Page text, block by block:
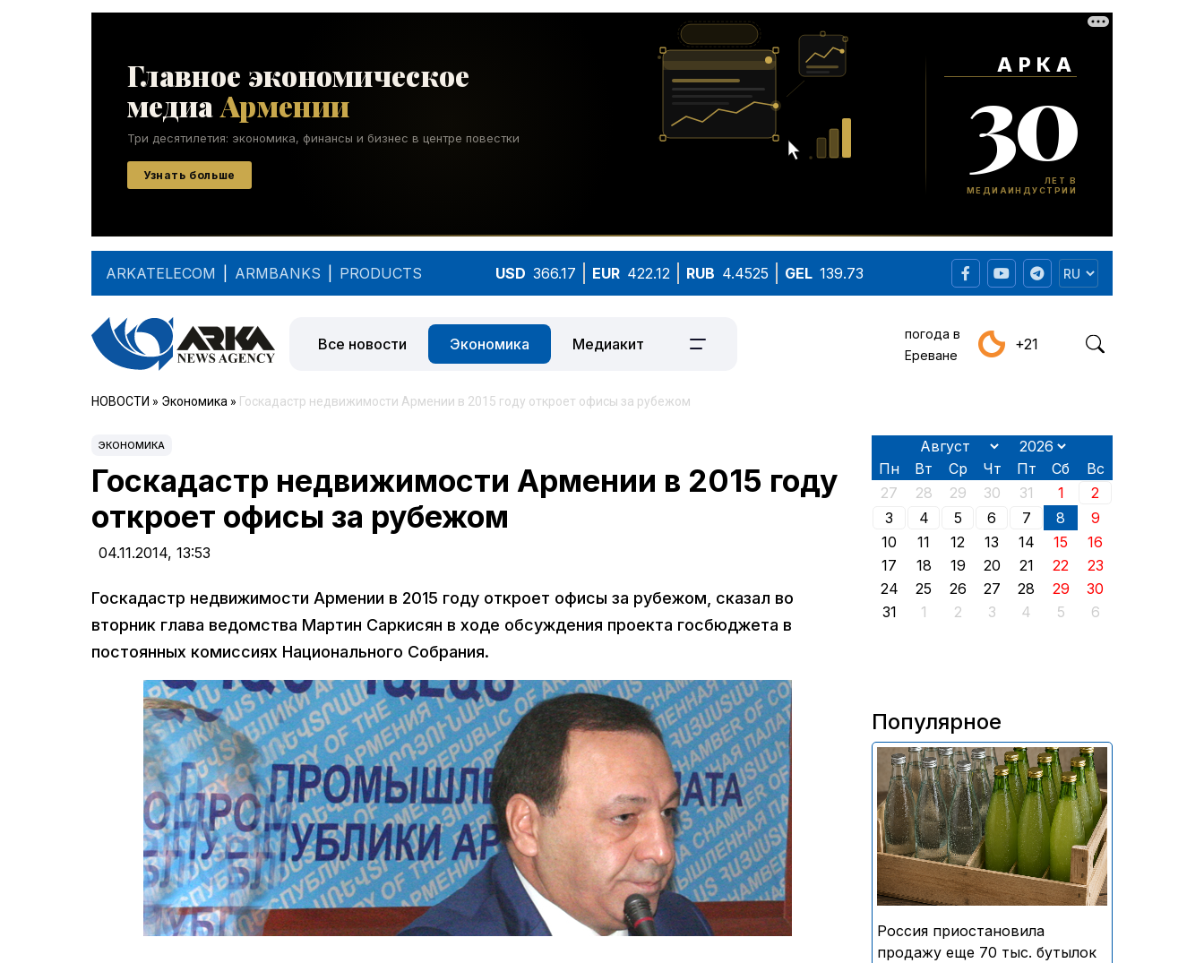
ARKATELECOM ARMBANKS PRODUCTS USD 366.17 EUR 422.12 RUB 4.4525 GEL 139.73
Все новости Экономика Медиакит
погода в
Ереване
+21
НОВОСТИ » Экономика » Госкадастр недвижимости Армении в 2015 году откроет офисы за рубежом
ЭКОНОМИКА
Госкадастр недвижимости Армении в 2015 году
откроет офисы за рубежом
04.11.2014, 13:53
Госкадастр недвижимости Армении в 2015 году откроет офисы за рубежом, сказал во
вторник глава ведомства Мартин Саркисян в ходе обсуждения проекта госбюджета в
постоянных комиссиях Национального Собрания.
Пн Вт Ср Чт Пт Сб
Вс
27
28 29 30 31 1
2
3
4 5 6 7 8
9
10
11 12 13 14 15
16
17
18 19 20 21 22
23
24
25 26 27 28 29
30
31
1 2 3 4 5 6
Популярное
В России приостановили
продажу более 70 тыс.
бутылок питьевой воды и
безалкогольных напитков
армянского производства
Россия приостановила
продажу еще 70 тыс. бутылок